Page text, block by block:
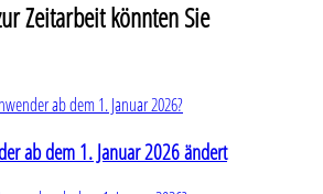
Zeitarbeit könnten Sie
ab dem 1. Januar 2026 ändert